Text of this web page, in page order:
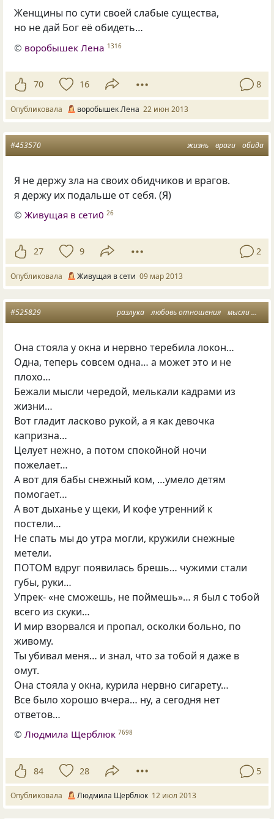
Женщины по сути своей слабые существа,
но не дай Бог её обидеть…
© воробышек Лена 1316
70 16 8
Опубликовала воробышек Лена 22 июн 2013
жизнь враги обида
#453570
Я не держу зла на своих обидчиков и врагов.
я держу их подальше от себя. (Я)
©Живущая в сети0 26
27 9 2
Опубликовала Живущая в сети 09 мар 2013
разлука любовь отношения мысли
#525829
Она стояла у окна и нервно теребила локон…
Одна, теперь совсем одна… а может это и не
плохо…
Бежали мысли чередой, мелькали кадрами из
жизни…
Вот гладит ласково рукой, а я как девочка
капризна…
Целует нежно, а потом спокойной ночи
пожелает…
А вот для бабы снежный ком, …умело детям
помогает…
А вот дыханье у щеки, И кофе утренний к
постели…
Не спать мы до утра могли, кружили снежные
метели.
ПОТОМ вдруг появилась брешь… чужими стали
губы, руки…
Упрек-«не сможешь, не поймешь»… я был с тобой
всего из скуки…
И мир взорвался и пропал, осколки больно, по
живому.
Ты убивал меня… и знал, что за тобой я даже в
омут.
Она стояла у окна, курила нервно сигарету…
Все было хорошо вчера… ну, а сегодня нет
ответов…
©Людмила Щерблюк 7698
84 28 5
Опубликовала Людмила Щерблюк 12 июл 2013